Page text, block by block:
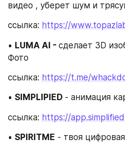
видео , уберет шум и
ссылка: https://
• LUMA AI - сделает 3D
Фото
ссылка: https://t.me/
• SIMPLIPIED - анимация
ссылка: https://
• SPIRITME - твоя